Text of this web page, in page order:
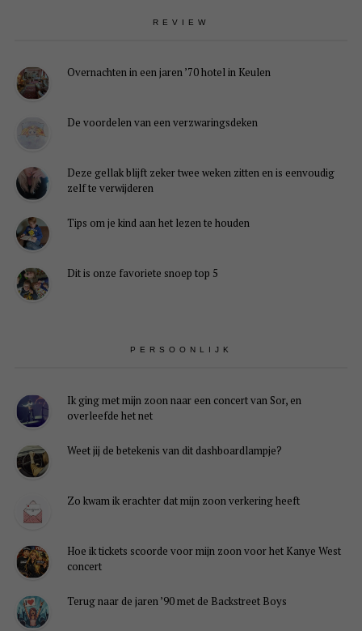
REVIEW
Overnachten in een jaren ’70 hotel in Keulen
De voordelen van een verzwaringsdeken
Deze gellak blijft zeker twee weken zitten en is eenvoudig
zelf te verwijderen
Tips om je kind aan het lezen te houden
Dit is onze favoriete snoep top 5
PERSOONLIJK
Ik ging met mijn zoon naar een concert van Sor, en
overleefde het net
Weet jij de betekenis van dit dashboardlampje?
Zo kwam ik erachter dat mijn zoon verkering heeft
Hoe ik tickets scoorde voor mijn zoon voor het Kanye West
concert
Terug naar de jaren ’90 met de Backstreet Boys